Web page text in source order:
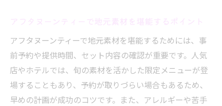
アフタヌーンティーで地元素材を堪能するためには、事
前予約や提供時間、セット内容の確認が重要です。人気
店やホテルでは、旬の素材を活かした限定メニューが登
場することもあり、予約が取りづらい場合もあるため、
早めの計画が成功のコツです。また、アレルギーや苦手